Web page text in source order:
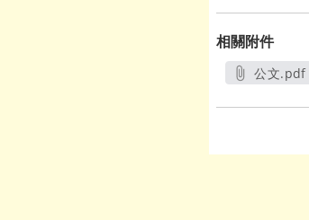
相關附件
公文.pdf